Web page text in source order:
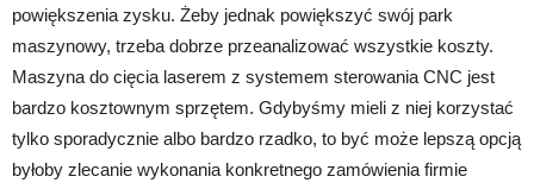
powiększenia zysku. Żeby jednak powiększyć swój park
maszynowy, trzeba dobrze przeanalizować wszystkie koszty.
Maszyna do cięcia laserem z systemem sterowania CNC jest
bardzo kosztownym sprzętem. Gdybyśmy mieli z niej korzystać
tylko sporadycznie albo bardzo rzadko, to być może lepszą opcją
byłoby zlecanie wykonania konkretnego zamówienia firmie